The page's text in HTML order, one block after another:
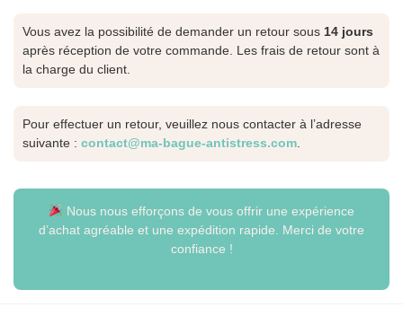
Vous avez la possibilité de demander un retour sous 14 jours
après réception de votre commande. Les frais de retour sont à
la charge du client.
Pour effectuer un retour, veuillez nous contacter à l’adresse
suivante : contact@ma-bague-antistress.com
Nous nous efforçons de vous offrir une expérience
d’achat agréable et une expédition rapide. Merci de votre
confiance !